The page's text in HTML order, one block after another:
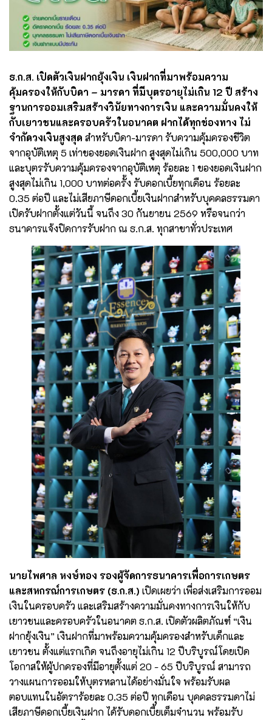
ธ.ก.ส. เปิดตัวเงินฝากยุ้งเงิน เงินฝากที่มาพร้อมความ
คุ้มครองให้กับบิดา – มารดา ที่มีบุตรอายุไม่เกิน 12 ปี สร้าง
ฐานการออมเสริมสร้างวินัยทางการเงิน และความมั่นคงให้
กับเยาวชนและครอบครัวในอนาคต ฝากได้ทุกช่องทาง ไม่
จำกัดวงเงินสูงสุด สำหรับบิดา-มารดา รับความคุ้มครองชีวิต
จากอุบัติเหตุ 5 เท่าของยอดเงินฝาก สูงสุดไม่เกิน 500,000 บาท
และบุตรรับความคุ้มครองจากอุบัติเหตุ ร้อยละ 1 ของยอดเงินฝาก
สูงสุดไม่เกิน 1,000 บาทต่อครั้ง รับดอกเบี้ยทุกเดือน ร้อยละ
0.35 ต่อปี และไม่เสียภาษีดอกเบี้ยเงินฝากสำหรับบุคคลธรรมดา
เปิดรับฝากตั้งแต่วันนี้ จนถึง 30 กันยายน 2569 หรือจนกว่า
ธนาคารแจ้งปิดการรับฝาก ณ ธ.ก.ส. ทุกสาขาทั่วประเทศ
นายไพศาล หงษ์ทอง รองผู้จัดการธนาคารเพื่อการเกษตร
และสหกรณ์การเกษตร (ธ.ก.ส.) เปิดเผยว่า เพื่อส่งเสริมการออม
เงินในครอบครัว และเสริมสร้างความมั่นคงทางการเงินให้กับ
เยาวชนและครอบครัวในอนาคต ธ.ก.ส. เปิดตัวผลิตภัณฑ์ “เงิน
ฝากยุ้งเงิน” เงินฝากที่มาพร้อมความคุ้มครองสำหรับเด็กและ
เยาวชน ตั้งแต่แรกเกิด จนถึงอายุไม่เกิน 12 ปีบริบูรณ์โดยเปิด
โอกาสให้ผู้ปกครองที่มีอายุตั้งแต่ 20 - 65 ปีบริบูรณ์ สามารถ
วางแผนการออมให้บุตรหลานได้อย่างมั่นใจ พร้อมรับผล
ตอบแทนในอัตราร้อยละ 0.35 ต่อปี ทุกเดือน บุคคลธรรมดาไม่
เสียภาษีดอกเบี้ยเงินฝาก ได้รับดอกเบี้ยเต็มจำนวน พร้อมรับ